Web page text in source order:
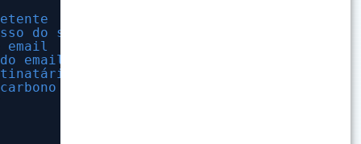
do seu email
email
email
pra você mesmo ter certeza que deu